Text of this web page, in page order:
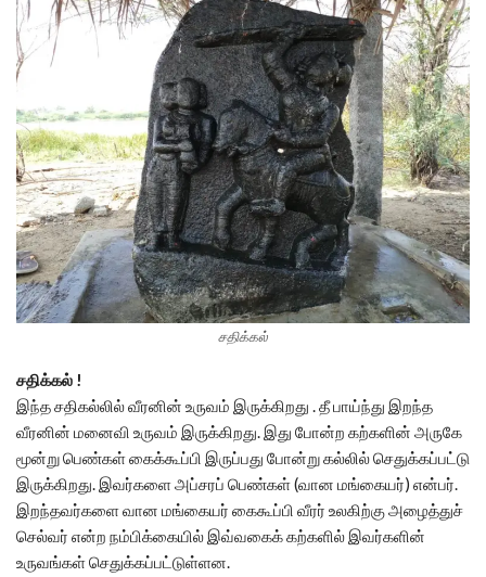
சதிக்கல்
சதிக்கல் !
இந்த சதிகல்லில் வீரனின் உருவம் இருக்கிறது . தீ பாய்ந்து இறந்த
வீரனின் மனைவி உருவம் இருக்கிறது. இது போன்ற கற்களின் அருகே
மூன்று பெண்கள் கைக்கூப்பி இருப்பது போன்று கல்லில் செதுக்கப்பட்டு
இருக்கிறது. இவர்களை அப்சரப் பெண்கள் (வான மங்கையர்) என்பர்.
இறந்தவர்களை வான மங்கையர் கைகூப்பி வீரர் உலகிற்கு அழைத்துச்
செல்வர் என்ற நம்பிக்கையில் இவ்வகைக் கற்களில் இவர்களின்
உருவங்கள் செதுக்கப்பட்டுள்ளன.